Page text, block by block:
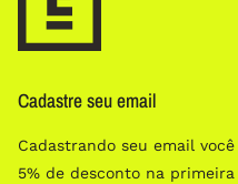
Cadastre seu email
Cadastrando seu email
5% de desconto na